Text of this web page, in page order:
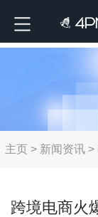
主页> 新闻资讯>
跨境电商火